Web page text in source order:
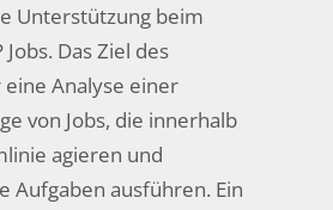
Unterstützung beim
Jobs. Das Ziel des
Analyse einer
von Jobs, die innerhalb
agieren und
Aufgaben ausführen. Ein